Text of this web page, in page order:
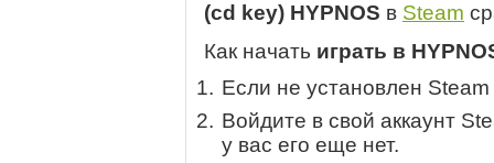
(cd key) HYPNOS в Steam
Как начать играть в
Если не установлен
Войдите в свой аккаунт
у вас его еще нет.